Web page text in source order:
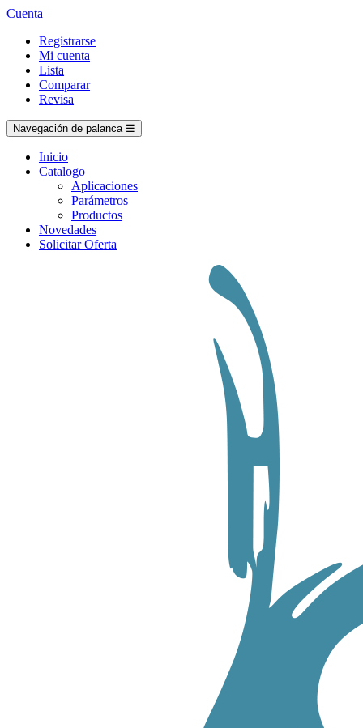
Cuenta
Registrarse
Mi cuenta
Lista
Comparar
Revisa
Navegación de palanca ☰
Inicio
Catalogo
Aplicaciones
Parámetros
Productos
Novedades
Solicitar Oferta